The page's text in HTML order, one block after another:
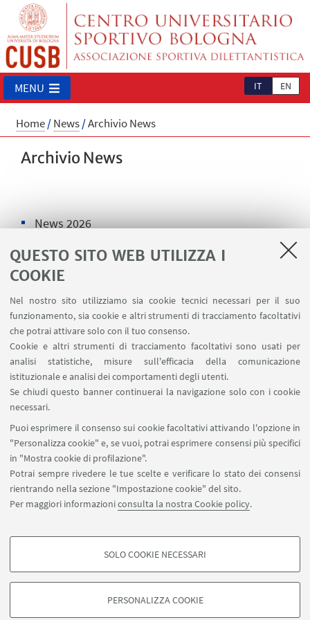
QUESTO SITO WEB UTILIZZA I
COOKIE
Nel nostro sito utilizziamo sia cookie tecnici necessari per il suo
funzionamento, sia cookie e altri strumenti di tracciamento facoltativi
che potrai attivare solo con il tuo consenso.
Cookie e altri strumenti di tracciamento facoltativi sono usati per
analisi statistiche, misure sull'efficacia della comunicazione
istituzionale e analisi dei comportamenti degli utenti.
Se chiudi questo banner continuerai la navigazione solo con i cookie
necessari.
Puoi esprimere il consenso sui cookie facoltativi attivando l'opzione in
"Personalizza cookie" e, se vuoi, potrai esprimere consensi più specifici
in "Mostra cookie di profilazione".
Potrai sempre rivedere le tue scelte e verificare lo stato dei consensi
rientrando nella sezione "Impostazione cookie" del sito.
Per maggiori informazioniconsulta la nostra Cookie policy.
COOKIE DI PROFILAZIONE - FACOLTATIVI
degli utenti, creare profili in base al loro comportamento sul sito, per analisi
SOLO COOKIE NECESSARI
PERSONALIZZA COOKIE
IT EN
MENU
Home/News/Archivio News
Archivio News
News 2026
News 2025
News 2024
News 2023
News 2022
News 2021
News 2020
News 2019
Seguici su: